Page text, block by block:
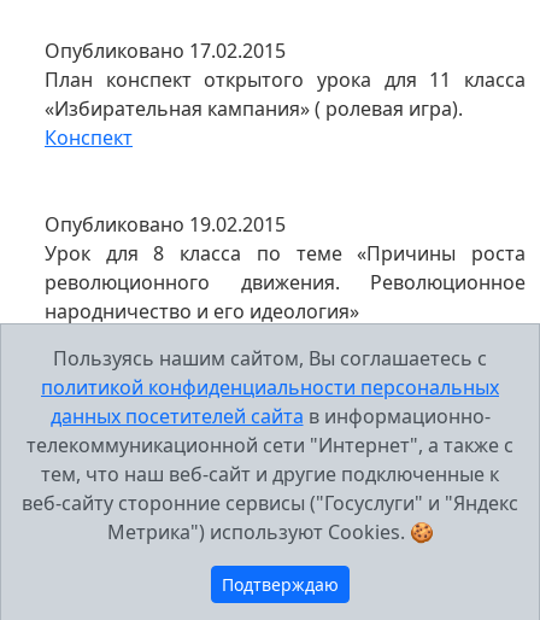
Опубликовано 17.02.2015
План конспект открытого урока для 11 класса
«Избирательная кампания» ( ролевая игра).
Конспект
Опубликовано 19.02.2015
Урок для 8 класса по теме «Причины роста
революционного движения. Революционное
народничество и его идеология»
Презентация к уроку
Пользуясь нашим сайтом, Вы соглашаетесь с
политикой конфиденциальности персональных
данных посетителей сайта в информационно-
телекоммуникационной сети "Интернет", а также с
тем, что наш веб-сайт и другие подключенные к
веб-сайту сторонние сервисы ("Госуслуги" и "Яндекс
Метрика") используют Cookies. 🍪
Подтверждаю